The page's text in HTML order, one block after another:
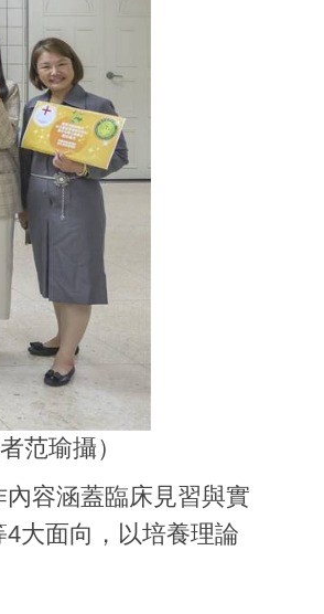
范瑜攝）
容涵蓋臨床見習與實
大面向，以培養理論